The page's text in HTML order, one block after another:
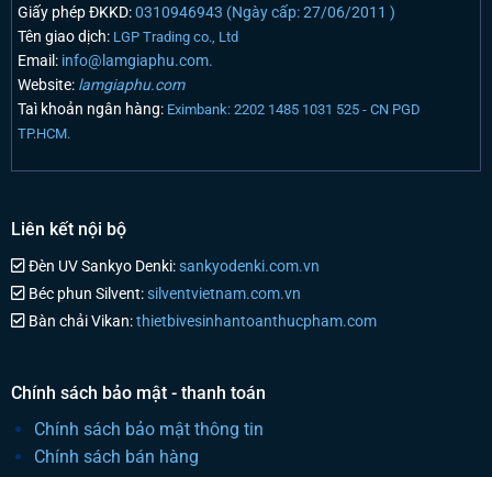
Giấy phép ĐKKD:0310946943 (Ngày cấp: 27/06/2011 )
Tên giao dịch: LGP Trading co., Ltd
Email:info@lamgiaphu.com.
Website:lamgiaphu.com
Taì khoản ngân hàng: Eximbank: 2202 1485 1031 525 - CN PGD
TP.HCM.
Liên kết nội bộ
Đèn UV Sankyo Denki:sankyodenki.com.vn
Béc phun Silvent:silventvietnam.com.vn
Bàn chải Vikan:thietbivesinhantoanthucpham.com
Chính sách bảo mật - thanh toán
Chính sách bảo mật thông tin
Chính sách bán hàng